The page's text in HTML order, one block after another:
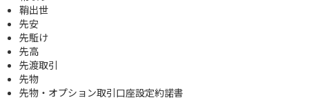
鞘出世
先安
先駈け
先高
先渡取引
先物
先物・オプション取引口座設定約諾書